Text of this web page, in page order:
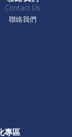
Contact Us
聯絡我們
專區